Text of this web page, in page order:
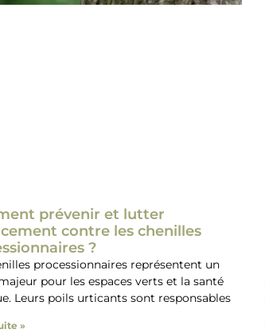
prévenir et lutter
contre les chenilles
?
processionnaires représentent un
pour les espaces verts et la santé
Leurs poils urticants sont responsables
»